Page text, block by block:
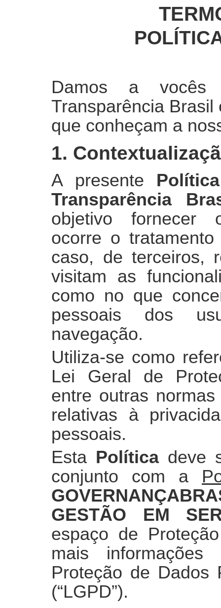
Damos a vocês
Transparência
que conheçam a
1.
A presente
Transparência
objetivo fornecer
ocorre o
caso, de terceiros,
visitam as
como no que
pessoais dos
navegação.
Utiliza-se como
Lei Geral de
entre outras
relativas à
pessoais.
Esta Políticadeve
conjunto com a
GESTÃO EM
espaço de
mais
Proteção de Dados
(“LGPD”).